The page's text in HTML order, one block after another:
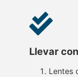
Llevar
Lentes